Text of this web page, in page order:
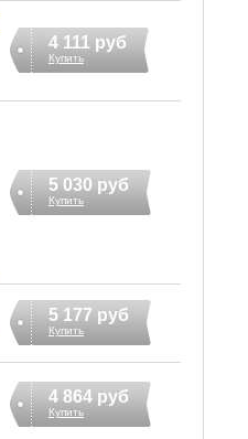
4 111 руб
Купить
5 030 руб
Купить
5 177 руб
Купить
4 864 руб
Купить